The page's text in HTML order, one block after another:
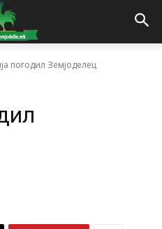
погодил Земјоделец